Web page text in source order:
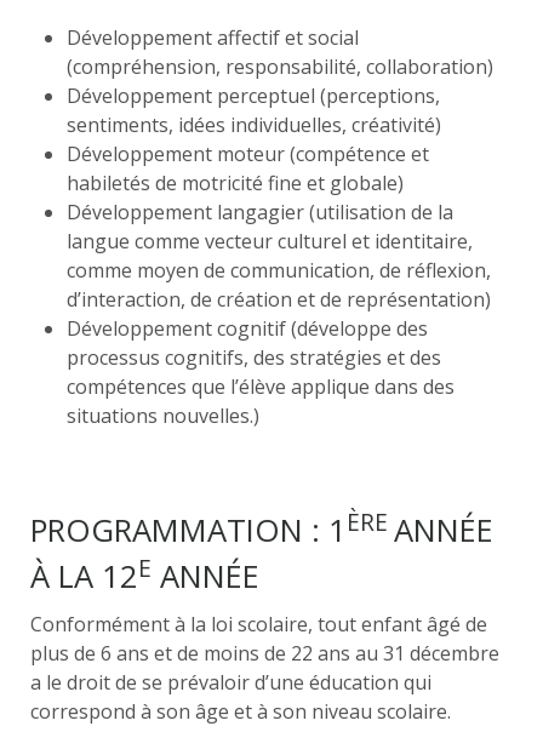
Développement affectif et social
(compréhension, responsabilité, collaboration)
Développement perceptuel (perceptions,
sentiments, idées individuelles, créativité)
Développement moteur (compétence et
habiletés de motricité fine et globale)
Développement langagier (utilisation de la
langue comme vecteur culturel et identitaire,
comme moyen de communication, de réflexion,
d’interaction, de création et de représentation)
Développement cognitif (développe des
processus cognitifs, des stratégies et des
compétences que l’élève applique dans des
situations nouvelles.)
PROGRAMMATION : 1 ÈRE ANNÉE
À LA 12E ANNÉE
Conformément à la loi scolaire, tout enfant âgé de
plus de 6 ans et de moins de 22 ans au 31 décembre
a le droit de se prévaloir d’une éducation qui
correspond à son âge et à son niveau scolaire.